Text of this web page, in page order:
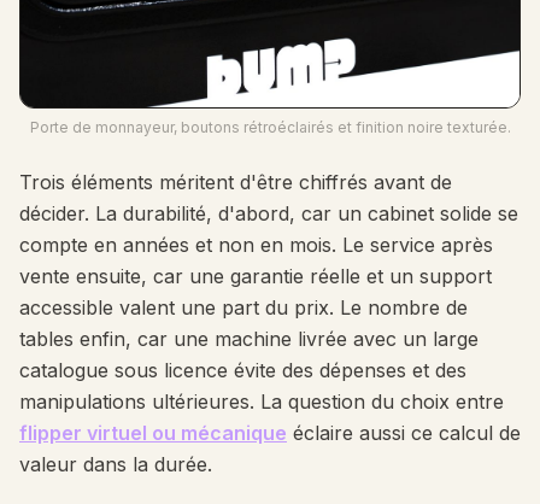
Porte de monnayeur, boutons rétroéclairés et finition noire texturée.
Trois éléments méritent d'être chiffrés avant de
décider. La durabilité, d'abord, car un cabinet solide se
compte en années et non en mois. Le service après
vente ensuite, car une garantie réelle et un support
accessible valent une part du prix. Le nombre de
tables enfin, car une machine livrée avec un large
catalogue sous licence évite des dépenses et des
manipulations ultérieures. La question du choix entre
flipper virtuel ou mécanique éclaire aussi ce calcul de
valeur dans la durée.